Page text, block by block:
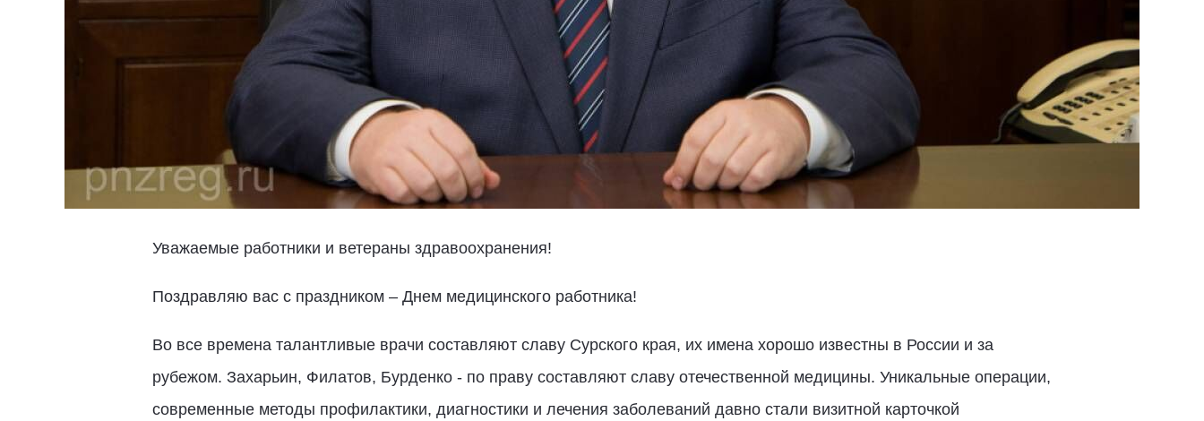
Уважаемые работники и ветераны здравоохранения!
Поздравляю вас с праздником – Днем медицинского работника!
Во все времена талантливые врачи составляют славу Сурского края, их имена хорошо известны в России и за
рубежом. Захарьин, Филатов, Бурденко - по праву составляют славу отечественной медицины. Уникальные операции,
современные методы профилактики, диагностики и лечения заболеваний давно стали визитной карточкой